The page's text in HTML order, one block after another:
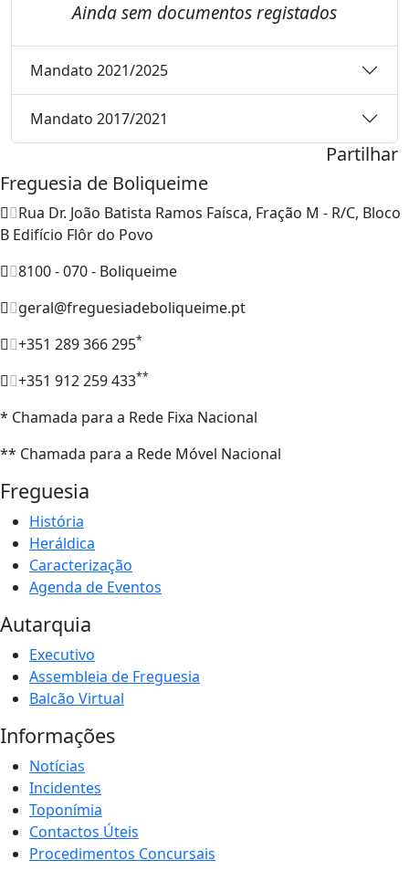
Ainda sem documentos registados
Mandato 2021/2025
Mandato 2017/2021
Partilhar
Freguesia de Boliqueime
Rua Dr. João Batista Ramos Faísca, Fração M - R/C, Bloco
B Edifício Flôr do Povo
8100 - 070 - Boliqueime
geral@freguesiadeboliqueime.pt
+351 289 366 295*
+351 912 259 433**
* Chamada para a Rede Fixa Nacional
** Chamada para a Rede Móvel Nacional
Freguesia
História
Heráldica
Caracterização
Agenda de Eventos
Autarquia
Executivo
Assembleia de Freguesia
Balcão Virtual
Informações
Notícias
Incidentes
Toponímia
Contactos Úteis
Procedimentos Concursais